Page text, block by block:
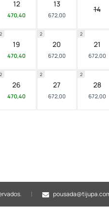
12
470,40
13
672,00
14
19
470,40
2
20
672,00
2
21
672,00
2
26
470,40
2
27
672,00
2
28
672,00
2